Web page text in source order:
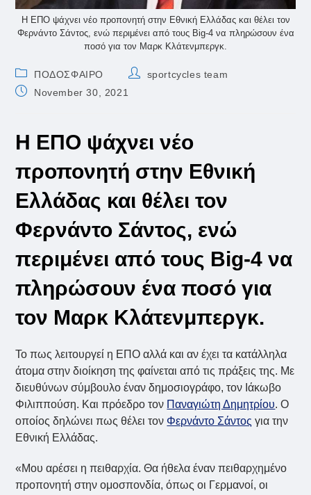
Η ΕΠΟ ψάχνει νέο προπονητή στην Εθνική Ελλάδας και θέλει τον
Φερνάντο Σάντος, ενώ περιμένει από τους Big-4 να πληρώσουν ένα
ποσό για τον Μαρκ Κλάτενμπεργκ.
Post
category:
ΠΟΔΟΣΦΑΙΡΟ
Postsportcycles team
PostNovember 30, 2021
Η ΕΠΟ ψάχνει νέο
προπονητή στην Εθνική
Ελλάδας και θέλει τον
Φερνάντο Σάντος, ενώ
περιμένει από τους Big-4 να
πληρώσουν ένα ποσό για
τον Μαρκ Κλάτενμπεργκ.
Το πως λειτουργεί η ΕΠΟ αλλά και αν έχει τα κατάλληλα
άτομα στην διοίκηση της φαίνεται από τις πράξεις της. Με
διευθύνων σύμβουλο έναν δημοσιογράφο, τον Ιάκωβο
Φιλιππούση. Και πρόεδρο τον Παναγιώτη Δημητρίου. Ο
οποίος δηλώνει πως θέλει τον Φερνάντο Σάντος για την
Εθνική Ελλάδας.
«Μου αρέσει η πειθαρχία. Θα ήθελα έναν πειθαρχημένο
προπονητή στην ομοσπονδία, όπως οι Γερμανοί, οι